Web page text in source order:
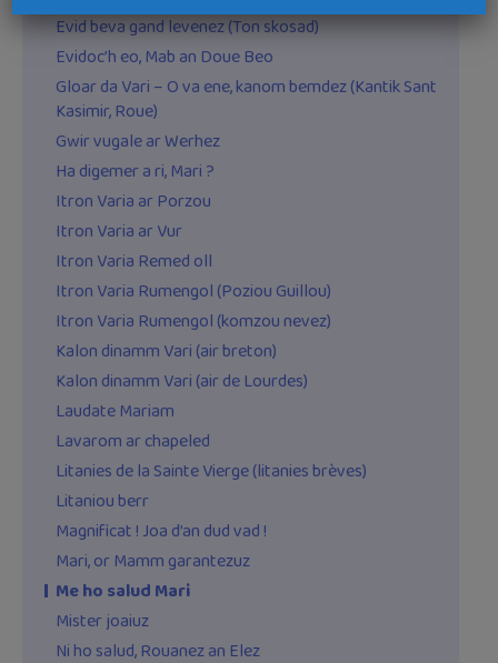
Evid beva gand levenez (Ton skosad)
Evidoc’h eo, Mab an Doue Beo
Gloar da Vari – O va ene, kanom bemdez (Kantik Sant
Kasimir, Roue)
Gwir vugale ar Werhez
Ha digemer a ri, Mari ?
Itron Varia ar Porzou
Itron Varia ar Vur
Itron Varia Remed oll
Itron Varia Rumengol (Poziou Guillou)
Itron Varia Rumengol (komzou nevez)
Kalon dinamm Vari (air breton)
Kalon dinamm Vari (air de Lourdes)
Laudate Mariam
Lavarom ar chapeled
Litanies de la Sainte Vierge (litanies brèves)
Litaniou berr
Magnificat ! Joa d’an dud vad !
Mari, or Mamm garantezuz
Me ho salud Mari
Mister joaiuz
Ni ho salud, Rouanez an Elez